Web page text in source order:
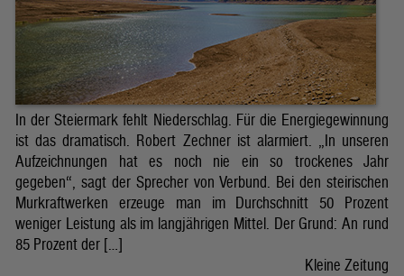
In der Steiermark fehlt Niederschlag. Für die Energiegewinnung
ist das dramatisch. Robert Zechner ist alarmiert. „In unseren
Aufzeichnungen hat es noch nie ein so trockenes Jahr
gegeben“, sagt der Sprecher von Verbund. Bei den steirischen
Murkraftwerken erzeuge man im Durchschnitt 50 Prozent
weniger Leistung als im langjährigen Mittel. Der Grund: An rund
85 Prozent der […]
Kleine Zeitung